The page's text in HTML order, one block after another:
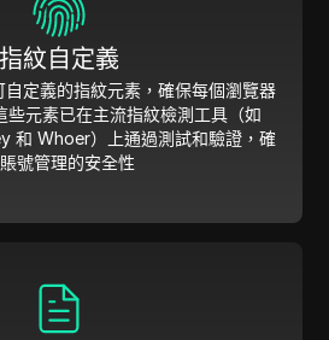
指紋自定義
定義的指紋元素，確保每個瀏覽器
些元素已在主流指紋檢測工具（如
和 Whoer）上通過測試和驗證，確
號管理的安全性